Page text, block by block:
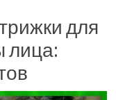
для
лица: